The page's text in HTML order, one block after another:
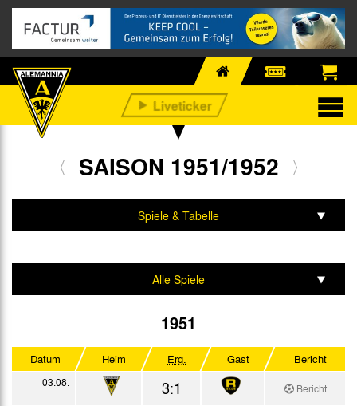
SAISON 1951/1952
Spiele & Tabelle
Alle Spiele
Testspiele
1951
Datum Heim Erg. Gast Bericht
03.08. 3:1
Bericht